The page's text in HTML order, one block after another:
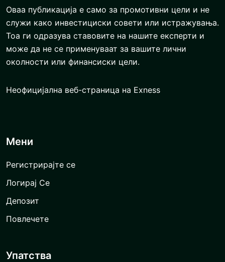
Оваа публикација е само за промотивни цели и не
служи како инвестициски совети или истражувања.
Тоа ги одразува ставовите на нашите експерти и
може да не се применуваат за вашите лични
околности или финансиски цели.
Неофицијална веб-страница на Exness
Мени
Регистрирајте се
Логирај Се
Депозит
Повлечете
Упатства